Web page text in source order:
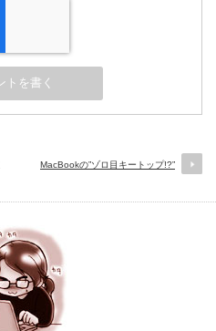
MacBookの”ゾロ目キートップ!?”